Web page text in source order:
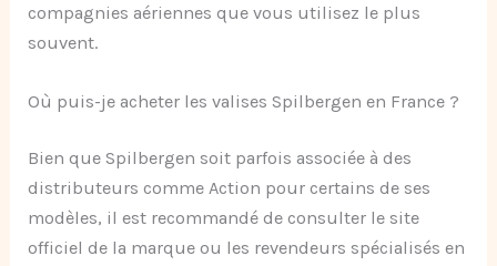
compagnies aériennes que vous utilisez le plus
souvent.
Où puis-je acheter les valises Spilbergen en France ?
Bien que Spilbergen soit parfois associée à des
distributeurs comme Action pour certains de ses
modèles, il est recommandé de consulter le site
officiel de la marque ou les revendeurs spécialisés en